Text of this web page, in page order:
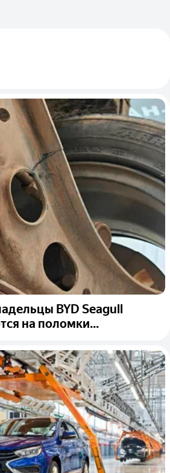
BYD Seagull
на поломки...